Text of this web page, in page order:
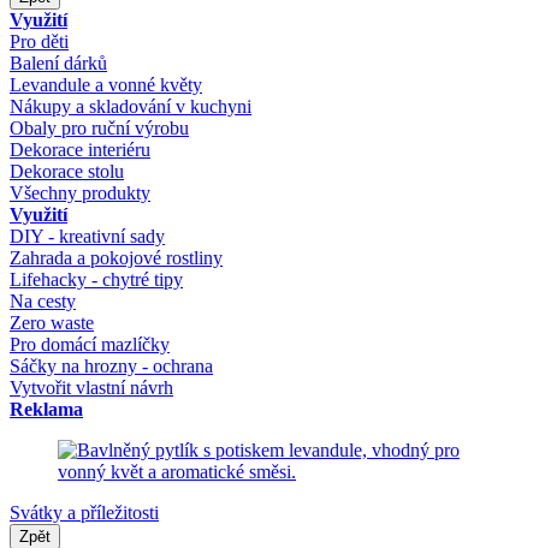
Využití
Pro děti
Balení dárků
Levandule a vonné květy
Nákupy a skladování v kuchyni
Obaly pro ruční výrobu
Dekorace interiéru
Dekorace stolu
Všechny produkty
Využití
DIY - kreativní sady
Zahrada a pokojové rostliny
Lifehacky - chytré tipy
Na cesty
Zero waste
Pro domácí mazlíčky
Sáčky na hrozny - ochrana
Vytvořit vlastní návrh
Reklama
Svátky a příležitosti
Zpět